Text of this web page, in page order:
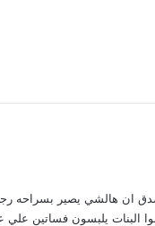
البنات يلبسون فساتين علي